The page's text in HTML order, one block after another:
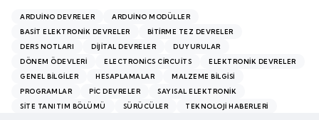
ARDUINO DEVRELER
ARDUINO MODÜLLER
BASIT ELEKTRONIK DEVRELER
BITIRME TEZ DEVRELER
DERS NOTLARI
DIJITAL DEVRELER
DUYURULAR
DÖNEM ÖDEVLERI
ELECTRONICS CIRCUITS
ELEKTRONIK DEVRELER
GENEL BILGILER
HESAPLAMALAR
MALZEME BILGISI
PROGRAMLAR
PİC DEVRELER
SAYISAL ELEKTRONIK
SITE TANITIM BÖLÜMÜ
SÜRÜCÜLER
TEKNOLOJI HABERLERI